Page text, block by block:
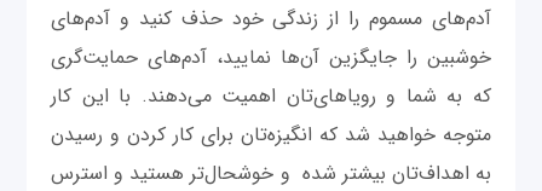
آدم‌های مسموم را از زندگی خود حذف کنید و آدم‌های
خوشبین را جایگزین آن‌ها نمایید، آدم‌های حمایت‌گری
که به شما و رویاهای‌تان اهمیت می‌دهند. با این کار
متوجه خواهید شد که انگیزه‌تان برای کار کردن و رسیدن
به اهداف‌تان بیشتر شده و خوشحال‌تر هستید و استرس